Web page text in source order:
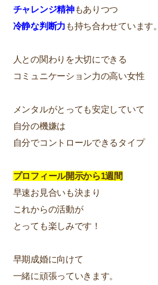
チャレンジ精神もありつつ
冷静な判断力も持ち合わせています。
人との関わりを大切にできる
コミュニケーション力の高い女性
メンタルがとっても安定していて
自分の機嫌は
自分でコントロールできるタイプ
プロフィール開示から1週間
早速お見合いも決まり
これからの活動が
とっても楽しみです！
早期成婚に向けて
一緒に頑張っていきます。